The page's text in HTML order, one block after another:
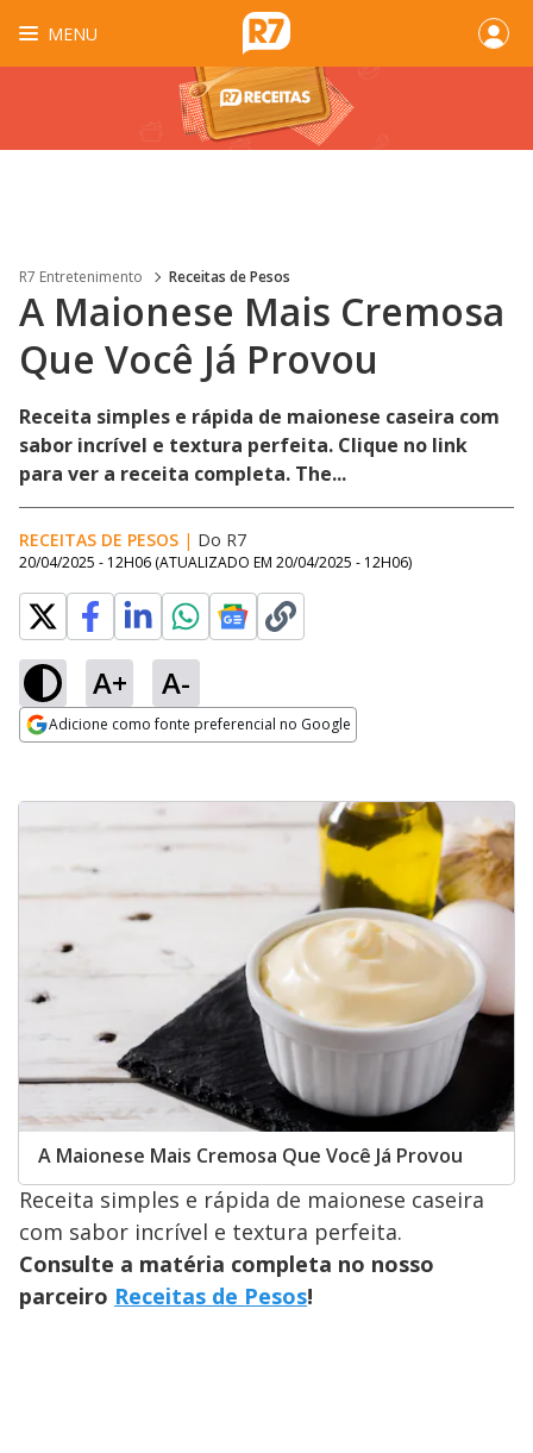
MENU
R7 Entretenimento Receitas de Pesos
A Maionese Mais Cremosa
Que Você Já Provou
Receita simples e rápida de maionese caseira com
sabor incrível e textura perfeita. Clique no link
para ver a receita completa. The...
RECEITAS DE PESOS | Do R7
20/04/2025 - 12H06 (ATUALIZADO EM 20/04/2025 - 12H06)
A+ A-
Adicione como fonte preferencial no Google
A Maionese Mais Cremosa Que Você Já Provou
Receita simples e rápida de maionese caseira
com sabor incrível e textura perfeita.
Consulte a matéria completa no nosso
parceiro Receitas de Pesos!